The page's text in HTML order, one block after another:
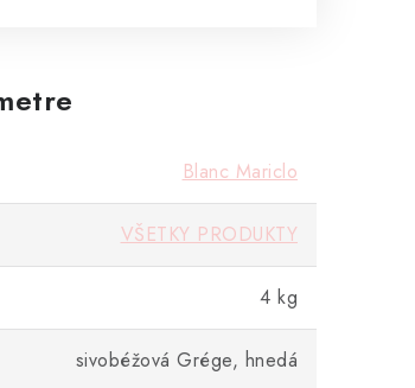
Blanc Mariclo
VŠETKY PRODUKTY
4 kg
sivobéžová Grége, hnedá